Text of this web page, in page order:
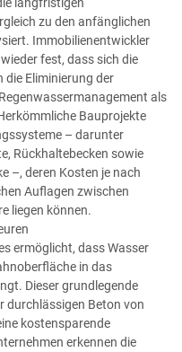
zu den anfänglichen
Immobilienentwickler
fest, dass sich die
Eliminierung der
als
Bauprojekte
– darunter
Rückhaltebecken sowie
–, deren Kosten je nach
Auflagen zwischen
liegen können.
ermöglicht, dass Wasser
in das
Dieser grundlegende
durchlässigen Beton von
kostensparende
erkennen die